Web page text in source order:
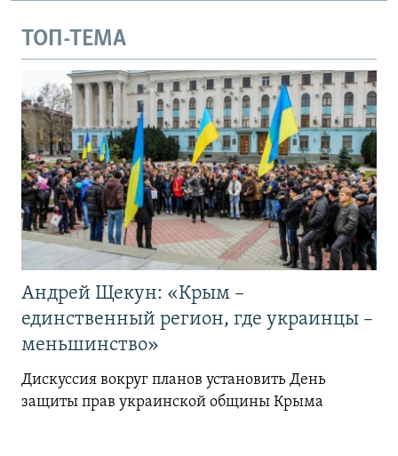
ТОП-ТЕМА
Андрей Щекун: «Крым –
единственный регион, где украинцы –
меньшинство»
Дискуссия вокруг планов установить День
защиты прав украинской общины Крыма